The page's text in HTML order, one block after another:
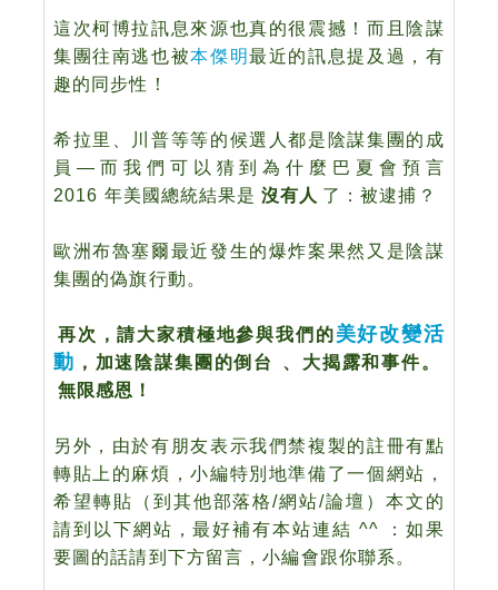
這次柯博拉訊息來源也真的很震撼！而且陰謀
集團往南逃也被本傑明最近的訊息提及過，有
趣的同步性！
希拉里、川普等等的候選人都是 陰謀集團的成
員—而我們可以猜到為什麼巴夏會預言
2016 年美國總統結果是 沒有人 了 ：被逮捕？
歐洲布魯塞爾最近發生的爆炸案果然又是陰謀
集團的偽旗行動。
再次，請大家積極地參與我們的美好改變活
動 ，加速陰謀集團的倒台
、大揭露和事件。
無限感恩！
另外，由於有朋友表示我們禁複製的註冊有點
轉貼 上的麻煩，小編特別地準備了一個網站，
希望轉貼（到其他部落格/網站/論壇）本文的
請到以下網站，最好補有本站連結 ^^
：如果
要圖的話請到下方留言，小編會跟你聯系。